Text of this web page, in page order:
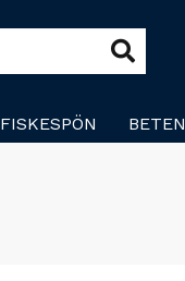
FISKESPÖN BETEN